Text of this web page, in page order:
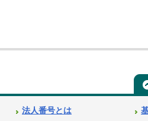
法人番号とは